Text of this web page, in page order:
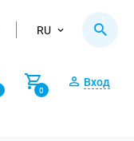
RU
0
Вход